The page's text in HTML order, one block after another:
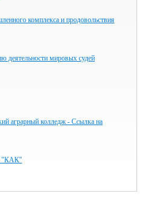
комплекса и продовольствия
деятельности мировых судей
аграрный колледж - Ссылка на
"КАК"